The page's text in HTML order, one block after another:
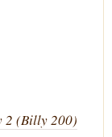
2 (Billy 200)